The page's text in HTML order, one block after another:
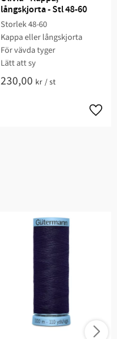
långskjorta - Stl 48-60
Storlek 48-60​​​
Kappa eller långskjorta​​
För vävda tyger
Lätt att sy​​​​​
230,00 kr /st